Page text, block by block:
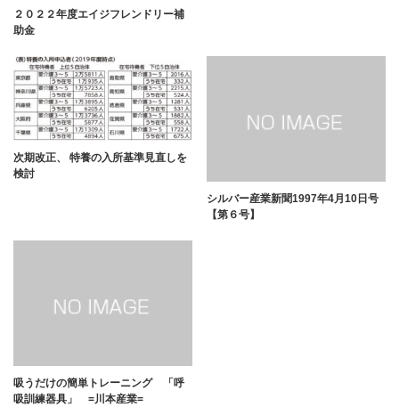
２０２２年度エイジフレンドリー補
助金
次期改正、 特養の入所基準見直しを
検討
シルバー産業新聞1997年4月10日号
【第６号】
吸うだけの簡単トレーニング 「呼
吸訓練器具」 =川本産業=